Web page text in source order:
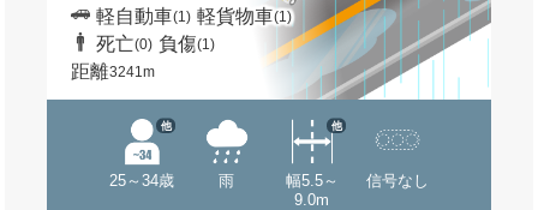
軽自動車(1) 軽貨物車(1)
死亡(0) 負傷(1)
距離3241m
25～34歳
他
雨
幅5.5～
9.0m
他
信号なし